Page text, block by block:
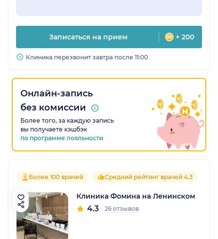
Записаться на прием + 200
Клиника перезвонит завтра после 11:00
Онлайн-запись
без комиссии
Более того, за каждую запись
вы получаете кэшбэк
по программе лояльности
Более 100 врачей Средний рейтинг врачей 4.3
Клиника Фомина на Ленинском
4.3 26 отзывов